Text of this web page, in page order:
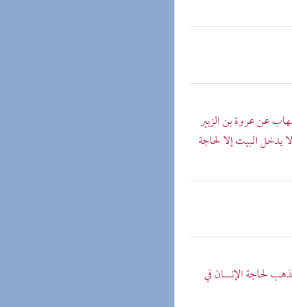
عن عروة بن الزبير
يدخل البيت إلا لحاجة
لحاجة الإنسان في